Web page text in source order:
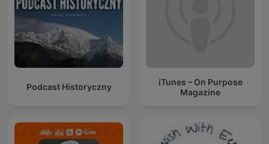
Podcast Historyczny
iTunes – On Purpose
Magazine